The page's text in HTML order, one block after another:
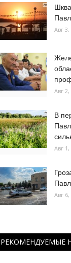
Авг 3,
Авг 2,
В
Авг 1,
Авг 6,
РЕКОМЕНДУЕМЫЕ